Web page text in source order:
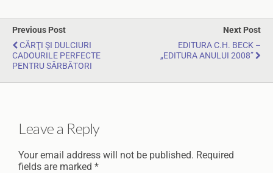
Previous Post
CĂRŢI ŞI DULCIURI
CADOURILE PERFECTE
PENTRU SĂRBĂTORI
Next Post
EDITURA C.H. BECK –
„EDITURA ANULUI 2008”
Leave a Reply
Your email address will not be published. Required
fields are marked *